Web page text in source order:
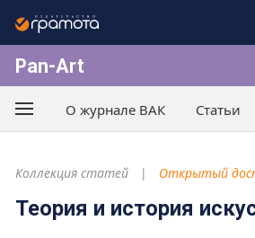
Pan-Art
О журнале ВАК Статьи
Коллекция статей Открытый
Теория и история